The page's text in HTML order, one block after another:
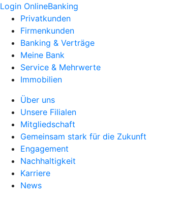
Login OnlineBanking
Privatkunden
Firmenkunden
Banking & Verträge
Meine Bank
Service & Mehrwerte
Immobilien
Über uns
Unsere Filialen
Mitgliedschaft
Gemeinsam stark für die Zukunft
Engagement
Nachhaltigkeit
Karriere
News